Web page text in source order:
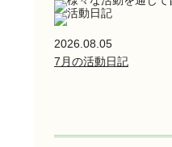
2026.08.05
7月の活動日記